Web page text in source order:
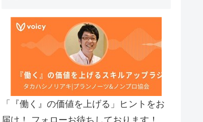
「『働く』の価値を上げる」ヒントをお
届け！ フォローお待ちしております！